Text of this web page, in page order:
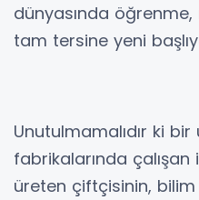
dünyasında
tam tersine yeni
Unutulmamalıdır ki
fabrikalarında çalışan
üreten çiftçisinin, bilim